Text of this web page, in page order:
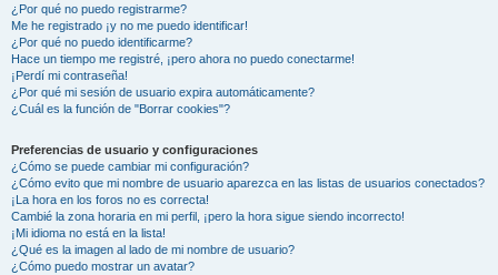
¿Por qué no puedo registrarme?
Me he registrado ¡y no me puedo identificar!
¿Por qué no puedo identificarme?
Hace un tiempo me registré, ¡pero ahora no puedo conectarme!
¡Perdí mi contraseña!
¿Por qué mi sesión de usuario expira automáticamente?
¿Cuál es la función de "Borrar cookies"?
Preferencias de usuario y configuraciones
¿Cómo se puede cambiar mi configuración?
¿Cómo evito que mi nombre de usuario aparezca en las listas de usuarios conectados?
¡La hora en los foros no es correcta!
Cambié la zona horaria en mi perfil, ¡pero la hora sigue siendo incorrecto!
¡Mi idioma no está en la lista!
¿Qué es la imagen al lado de mi nombre de usuario?
¿Cómo puedo mostrar un avatar?